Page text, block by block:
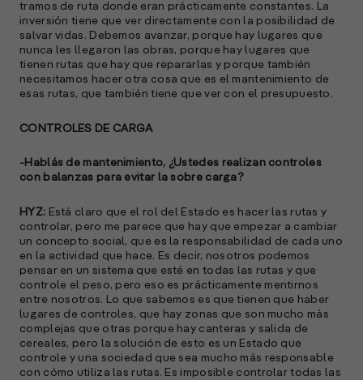
tramos de ruta donde eran prácticamente constantes. La
inversión tiene que ver directamente con la posibilidad de
salvar vidas. Debemos avanzar, porque hay lugares que
nunca les llegaron las obras, porque hay lugares que
tienen rutas que hay que repararlas y porque también
necesitamos hacer otra cosa que es el mantenimiento de
esas rutas, que también tiene que ver con el presupuesto.
CONTROLES DE CARGA
-Hablás de mantenimiento, ¿Ustedes realizan controles
con balanzas para evitar la sobre carga?
HYZ: Está claro que el rol del Estado es hacer las rutas y
controlar, pero me parece que hay que empezar a cambiar
un concepto social, que es la responsabilidad de cada uno
en la actividad que hace. Es decir, nosotros podemos
pensar en un sistema que esté en todas las rutas y que
controle el peso, pero eso es prácticamente mentirnos
entre nosotros. Lo que sabemos es que tienen que haber
lugares de controles, que hay zonas que son mucho más
complejas que otras porque hay canteras y salida de
cereales, pero la solución de esto es un Estado que
controle y una sociedad que sea mucho más responsable
con cómo utiliza las rutas. Es imposible controlar todas las